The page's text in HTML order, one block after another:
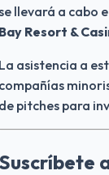
llevará a cabo
Bay Resort &
La asistencia a
compañías
de pitches para
Suscríbete